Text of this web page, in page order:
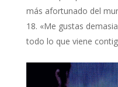
más afortunado del
«Me gustas
todo lo que viene